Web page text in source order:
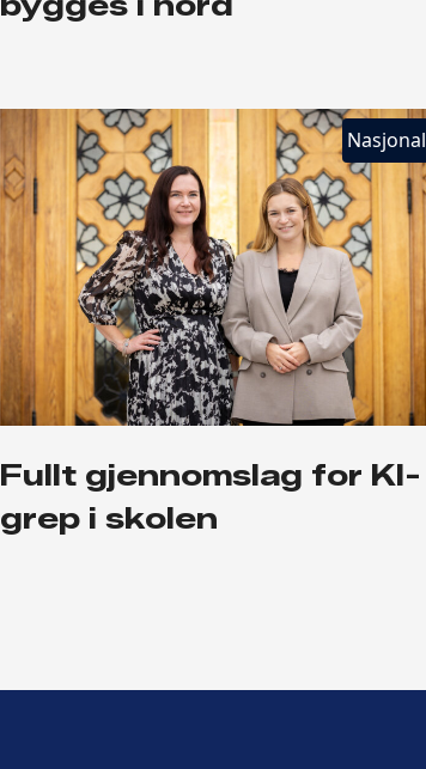
Nasjonal
Fullt gjennomslag for KI-
grep i skolen